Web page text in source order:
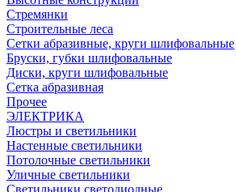
Стремянки
Строительные леса
Сетки абразивные, круги шлифовальные
Бруски, губки шлифовальные
Диски, круги шлифовальные
Сетка абразивная
Прочее
ЭЛЕКТРИКА
Люстры и светильники
Настенные светильники
Потолочные светильники
Уличные светильники
Светильники светодиодные